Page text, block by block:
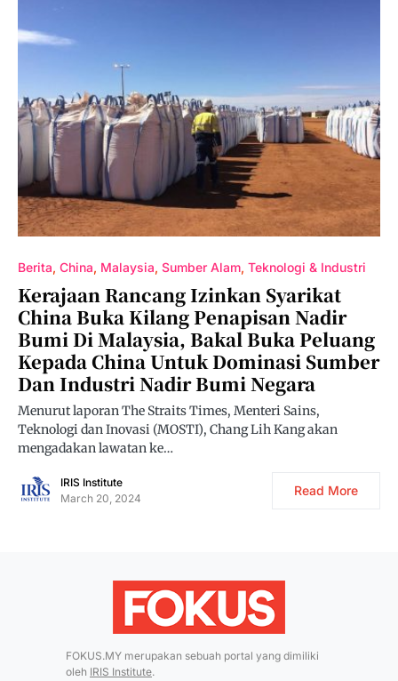
Berita China Malaysia Sumber Alam Teknologi & Industri
Kerajaan Rancang Izinkan Syarikat
China Buka Kilang Penapisan Nadir
Bumi Di Malaysia, Bakal Buka Peluang
Kepada China Untuk Dominasi Sumber
Dan Industri Nadir Bumi Negara
Menurut laporan The Straits Times, Menteri Sains,
Teknologi dan Inovasi (MOSTI), Chang Lih Kang akan
mengadakan lawatan ke…
IRIS Institute
March 20, 2024
Read More
FOKUS.MY merupakan sebuah portal yang dimiliki
oleh IRIS Institute.